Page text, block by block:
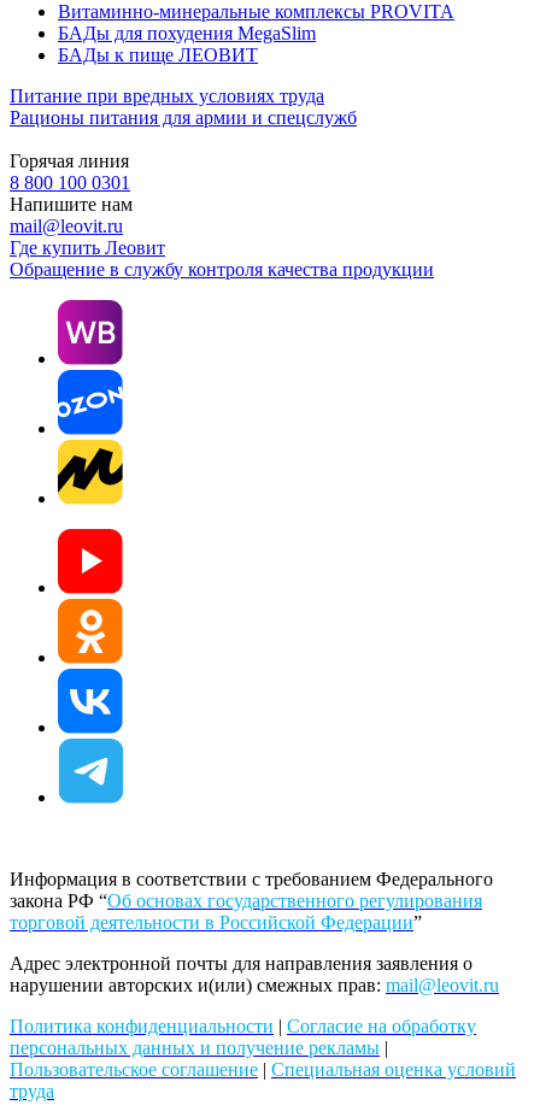
Витаминно-минеральные комплексы PROVITA
БАДы для похудения MegaSlim
БАДы к пище ЛЕОВИТ
Питание при вредных условиях труда
Рационы питания для армии и спецслужб
Горячая линия
8 800 100 0301
Напишите нам
mail@leovit.ru
Где купить Леовит
Обращение в службу контроля качества продукции
Информация в соответствии с требованием Федерального
закона РФ “Об основах государственного регулирования
торговой деятельности в Российской Федерации”
Адрес электронной почты для направления заявления о
нарушении авторских и(или) смежных прав: mail@leovit.ru
Политика конфиденциальности | Согласие на обработку
персональных данных и получение рекламы |
Пользовательское соглашение | Специальная оценка условий
труда